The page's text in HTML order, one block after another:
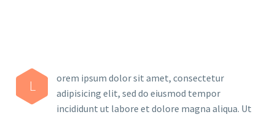
L
orem ipsum dolor sit amet, consectetur
adipisicing elit, sed do eiusmod tempor
incididunt ut labore et dolore magna aliqua. Ut